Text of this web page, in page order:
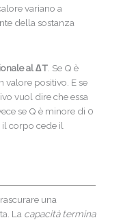
variano a
della sostanza
al∆T . Se Q è
valore positivo. E se
vuol dire che essa
se Q è minore di 0
corpo cede il
una
La capacità termina